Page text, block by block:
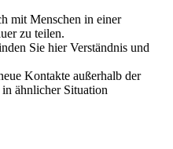
mit Menschen in einer
zu teilen.
Sie hier Verständnis und
Kontakte außerhalb der
ähnlicher Situation